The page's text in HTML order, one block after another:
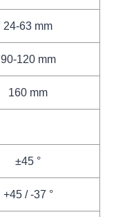
24-63 mm
90-120 mm
160 mm
±45 °
+45 / -37 °